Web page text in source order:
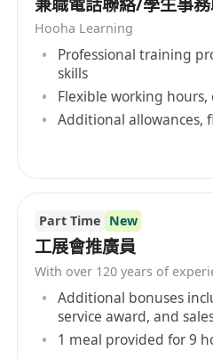
专属销售落地策略。全程
数据，动态优化拓客、成
业绩稳定达标、稳步增长。
2. 高端客群深耕与业绩增收
独立运营TOC高端私客、
源，精细化维护存量高净
识为客户定制私人调理方
端保健品大单成交率，撬
变，搭建稳定高端客户体系
3. 高端项目实战销售与服务
精通细胞调理、身心疗愈
全品类体系，精准匹配高
握高端圈层沟通技巧与大
Hooha Learning
Professional training
skills
Flexible working
Additional allowances,
Part Time New
工展會推廣員
With over 120 years of
Additional bonuses
service award, and
1 meal provided for 9